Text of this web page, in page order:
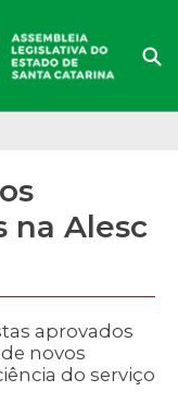
na Alesc
aprovados
novos
do serviço